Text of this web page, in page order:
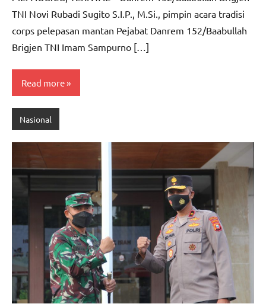
TNI Novi Rubadi Sugito S.I.P., M.Si., pimpin acara tradisi
corps pelepasan mantan Pejabat Danrem 152/Baabullah
Brigjen TNI Imam Sampurno […]
Read more
Nasional